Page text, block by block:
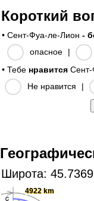
Короткий
• Сент-Фуа-ле-Лион -
опасное
|
• Тебе нравится
Не нравится
|
Широта:
4922 km